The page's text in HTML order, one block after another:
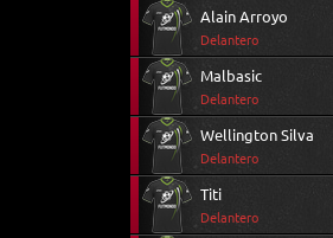
Alain Arroyo
Delantero
Malbasic
Delantero
Wellington Silva
Delantero
Titi
Delantero